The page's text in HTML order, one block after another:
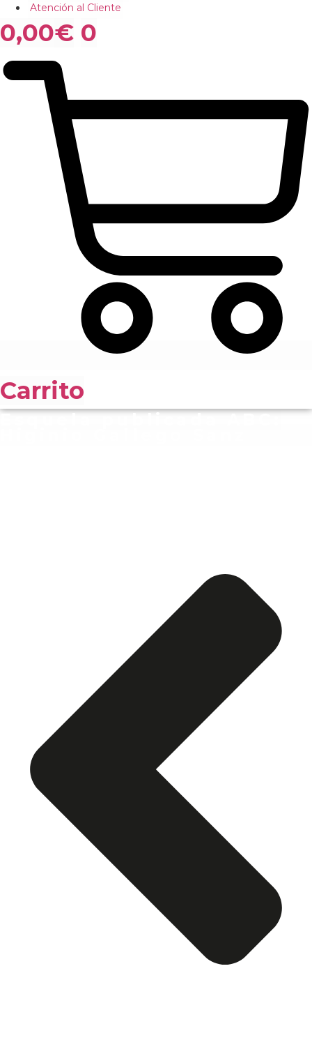
Atención al Cliente
0,00€ 0
Carrito